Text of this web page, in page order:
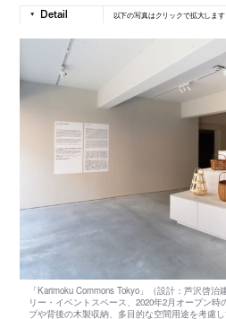
以下の写真はクリックで拡大します